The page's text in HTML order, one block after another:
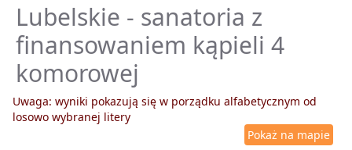
Lubelskie - sanatoria z
finansowaniem kąpieli 4
komorowej
Uwaga: wyniki pokazują się w porządku alfabetycznym od
losowo wybranej litery
Pokaż na mapie